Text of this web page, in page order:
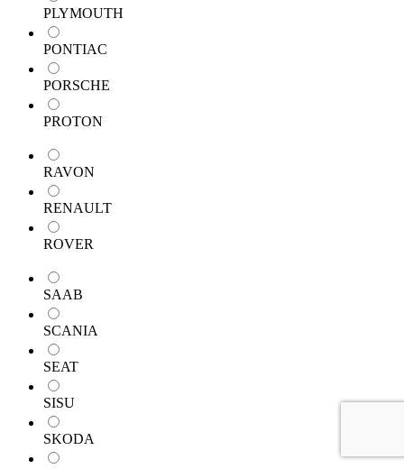
PLYMOUTH
PONTIAC
PORSCHE
PROTON
RAVON
RENAULT
ROVER
SAAB
SCANIA
SEAT
SISU
SKODA